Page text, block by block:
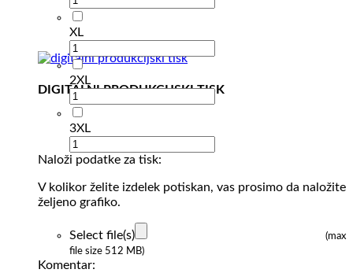
DIGITALNI PRODUKCIJSKI TISK
XL
2XL
3XL
Naloži podatke za tisk:
V kolikor želite izdelek potiskan, vas prosimo da naložite
željeno grafiko.
Select file(s)
(max
file size 512 MB)
Komentar: